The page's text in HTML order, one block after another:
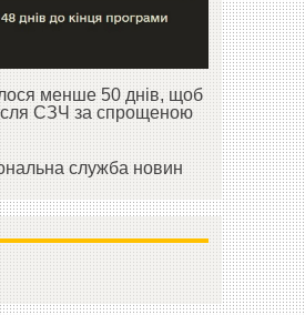
менше 50 днів, щоб
СЗЧ за спрощеною
служба новин